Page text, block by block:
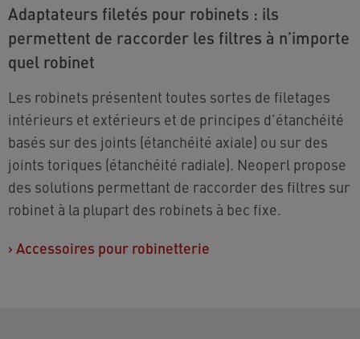
Adaptateurs filetés pour robinets : ils
permettent de raccorder les filtres à n’importe
quel robinet
Les robinets présentent toutes sortes de filetages
intérieurs et extérieurs et de principes d’étanchéité
basés sur des joints (étanchéité axiale) ou sur des
joints toriques (étanchéité radiale). Neoperl propose
des solutions permettant de raccorder des filtres sur
robinet à la plupart des robinets à bec fixe.
› Accessoires pour robinetterie